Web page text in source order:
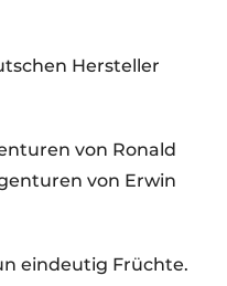
Hersteller
von Ronald
von Erwin
eindeutig Früchte.